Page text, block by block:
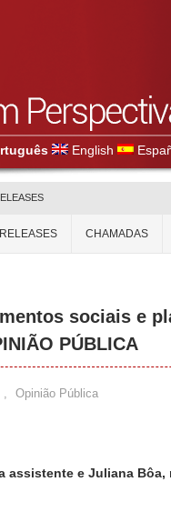
English
CHAMADAS
sociais e
PÚBLICA
, Opinião Pública
assistente e Juliana